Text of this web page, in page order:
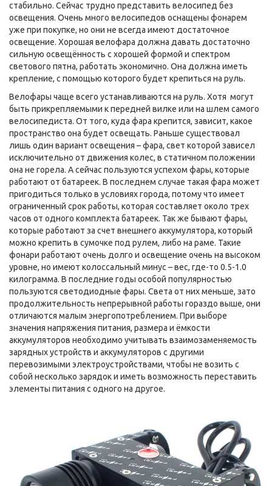
стабильно. Сейчас трудно представить велосипед без
освещения. Очень много велосипедов оснащены фонарем
уже при покупке, но они не всегда имеют достаточное
освещение. Хорошая велофара должна давать достаточно
сильную освещённость с хорошей формой и спектром
светового пятна, работать экономично. Она должна иметь
крепление, с помощью которого будет крепиться на руль.
Велофары чаще всего устанавливаются на руль. Хотя могут
быть прикрепляемыми к передней вилке или на шлем самого
велосипедиста. От того, куда фара крепится, зависит, какое
пространство она будет освещать. Раньше существовал
лишь один вариант освещения – фара, свет которой зависел
исключительно от движения колес, в статичном положении
она не горела. А сейчас пользуются успехом фары, которые
работают от батареек. В последнем случае такая фара может
пригодиться только в условиях города, потому что имеет
ограниченный срок работы, которая составляет около трех
часов от одного комплекта батареек. Так же бывают фары,
которые работают за счет внешнего аккумулятора, который
можно крепить в сумочке под рулем, либо на раме. Такие
фонари работают очень долго и освещение очень на высоком
уровне, но имеют колоссальный минус – вес, где-то 0.5-1.0
килограмма. В последние годы особой популярностью
пользуются светодиодные фары. Света от них меньше, зато
продолжительность непрерывной работы гораздо выше, они
отличаются малым энергопотреблением. При выборе
значения напряжения питания, размера и ёмкости
аккумуляторов необходимо учитывать взаимозаменяемость
зарядных устройств и аккумуляторов с другими
перевозимыми электроустройствами, чтобы не возить с
собой несколько зарядок и иметь возможность переставить
элементы питания с одного на другое.